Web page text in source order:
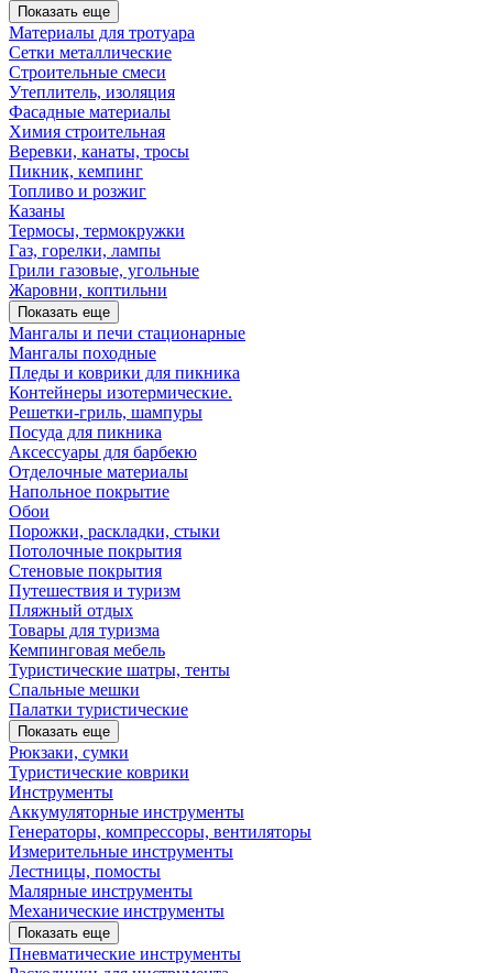
Показать еще
Материалы для тротуара
Сетки металлические
Строительные смеси
Утеплитель, изоляция
Фасадные материалы
Химия строительная
Веревки, канаты, тросы
Пикник, кемпинг
Топливо и розжиг
Казаны
Термосы, термокружки
Газ, горелки, лампы
Грили газовые, угольные
Жаровни, коптильни
Показать еще
Мангалы и печи стационарные
Мангалы походные
Пледы и коврики для пикника
Контейнеры изотермические.
Решетки-гриль, шампуры
Посуда для пикника
Аксессуары для барбекю
Отделочные материалы
Напольное покрытие
Обои
Порожки, раскладки, стыки
Потолочные покрытия
Стеновые покрытия
Путешествия и туризм
Пляжный отдых
Товары для туризма
Кемпинговая мебель
Туристические шатры, тенты
Спальные мешки
Палатки туристические
Показать еще
Рюкзаки, сумки
Туристические коврики
Инструменты
Аккумуляторные инструменты
Генераторы, компрессоры, вентиляторы
Измерительные инструменты
Лестницы, помосты
Малярные инструменты
Механические инструменты
Показать еще
Пневматические инструменты